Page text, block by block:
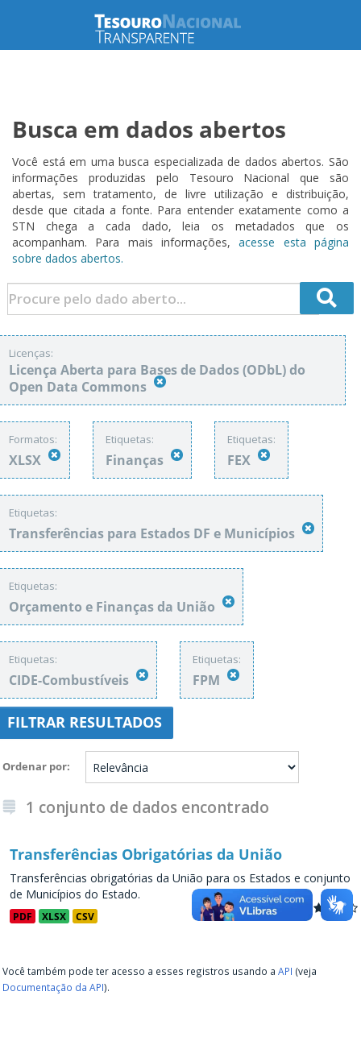
Busca em dados abertos
Você está em uma busca especializada de dados abertos. São
informações produzidas pelo Tesouro Nacional que são
abertas, sem tratamento, de livre utilização e distribuição,
desde que citada a fonte. Para entender exatamente como a
STN chega a cada dado, leia os metadados que os
acompanham. Para mais informações,acesse esta página
sobre dados abertos.
Licenças:
Licença Aberta para Bases de Dados (ODbL) do
Open Data Commons
Formatos:
XLSX
Etiquetas:
Finanças
Etiquetas:
FEX
Etiquetas:
Transferências para Estados DF e Municípios
Etiquetas:
Orçamento e Finanças da União
Etiquetas:
CIDE-Combustíveis
Etiquetas:
FPM
FILTRAR RESULTADOS
Ordenar por
1 conjunto de dados encontrado
Transferências Obrigatórias da União
Transferências obrigatórias da União para os Estados e conjunto
de Municípios do Estado.
PDF XLSX CSV
Você também pode ter acesso a esses registros usando a API (veja
Documentação da API).